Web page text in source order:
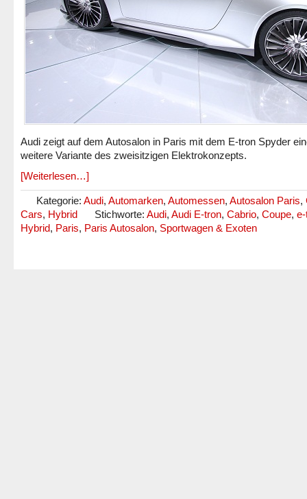
Audi zeigt auf dem Autosalon in Paris mit dem E-tron Spyder
weitere Variante des zweisitzigen Elektrokonzepts.
[Weiterlesen…]
Kategorie: Audi, Automarken, Automessen, Autosalon Paris,
Cars, Hybrid Stichworte: Audi, Audi E-tron, Cabrio, Coupe,
Hybrid, Paris, Paris Autosalon, Sportwagen & Exoten